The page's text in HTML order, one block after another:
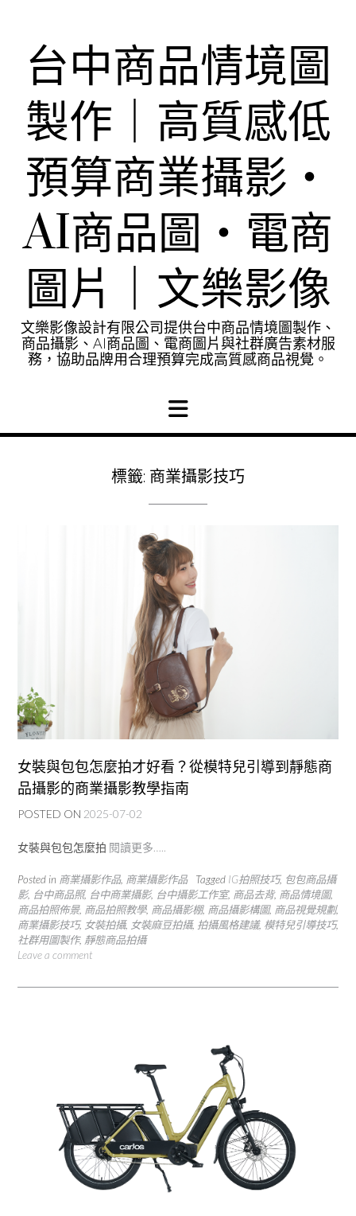
台中商品情境圖
製作｜高質感低
預算商業攝影・
AI商品圖・電商
圖片｜文樂影像
文樂影像設計有限公司提供台中商品情境圖製作、
商品攝影、AI商品圖、電商圖片與社群廣告素材服
務，協助品牌用合理預算完成高質感商品視覺。
標籤: 商業攝影技巧
女裝與包包怎麼拍才好看？從模特兒引導到靜態商
品攝影的商業攝影教學指南
POSTED ON 2025-07-02
女裝與包包怎麼拍 閱讀更多…..
Posted in 商業攝影作品, 商業攝影作品 Tagged IG拍照技巧, 包包商品攝
影, 台中商品照, 台中商業攝影, 台中攝影工作室, 商品去背, 商品情境圖,
商品拍照佈景, 商品拍照教學, 商品攝影棚, 商品攝影構圖, 商品視覺規劃,
商業攝影技巧, 女裝拍攝, 女裝麻豆拍攝, 拍攝風格建議, 模特兒引導技巧,
社群用圖製作, 靜態商品拍攝
Leave a comment